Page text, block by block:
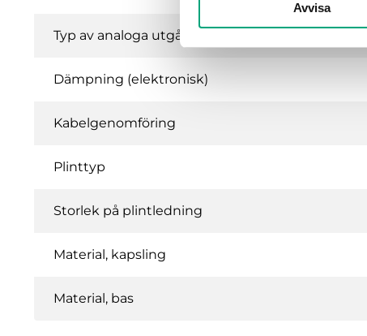
Avvisa
Typ av analoga utgångar (AO)
Dämpning (elektronisk)
Kabelgenomföring
Plinttyp
Storlek på plintledning
Material, kapsling
Material, bas